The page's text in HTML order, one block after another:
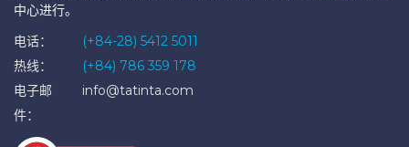
中心进行。
电话：
(+84-28) 5412 5011
热线：
(+84) 786 359 178
电子邮
件：
info@tatinta.com